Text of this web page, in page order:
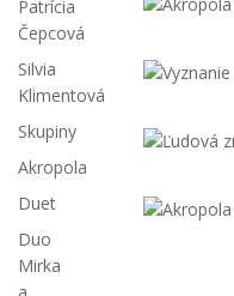
Patrícia
Čepcová
Silvia
Klimentová
Skupiny
Akropola
Duet
Duo
Mirka